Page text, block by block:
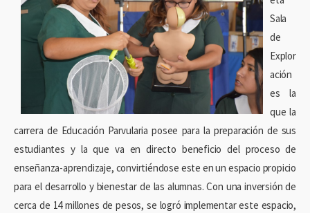
Sala
de
Explor
ación
es la
que la
carrera de Educación Parvularia posee para la preparación de sus
estudiantes y la que va en directo beneficio del proceso de
enseñanza-aprendizaje, convirtiéndose este en un espacio propicio
para el desarrollo y bienestar de las alumnas. Con una inversión de
cerca de 14 millones de pesos, se logró implementar este espacio,